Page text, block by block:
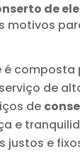
de
é
de
de
e
justos e